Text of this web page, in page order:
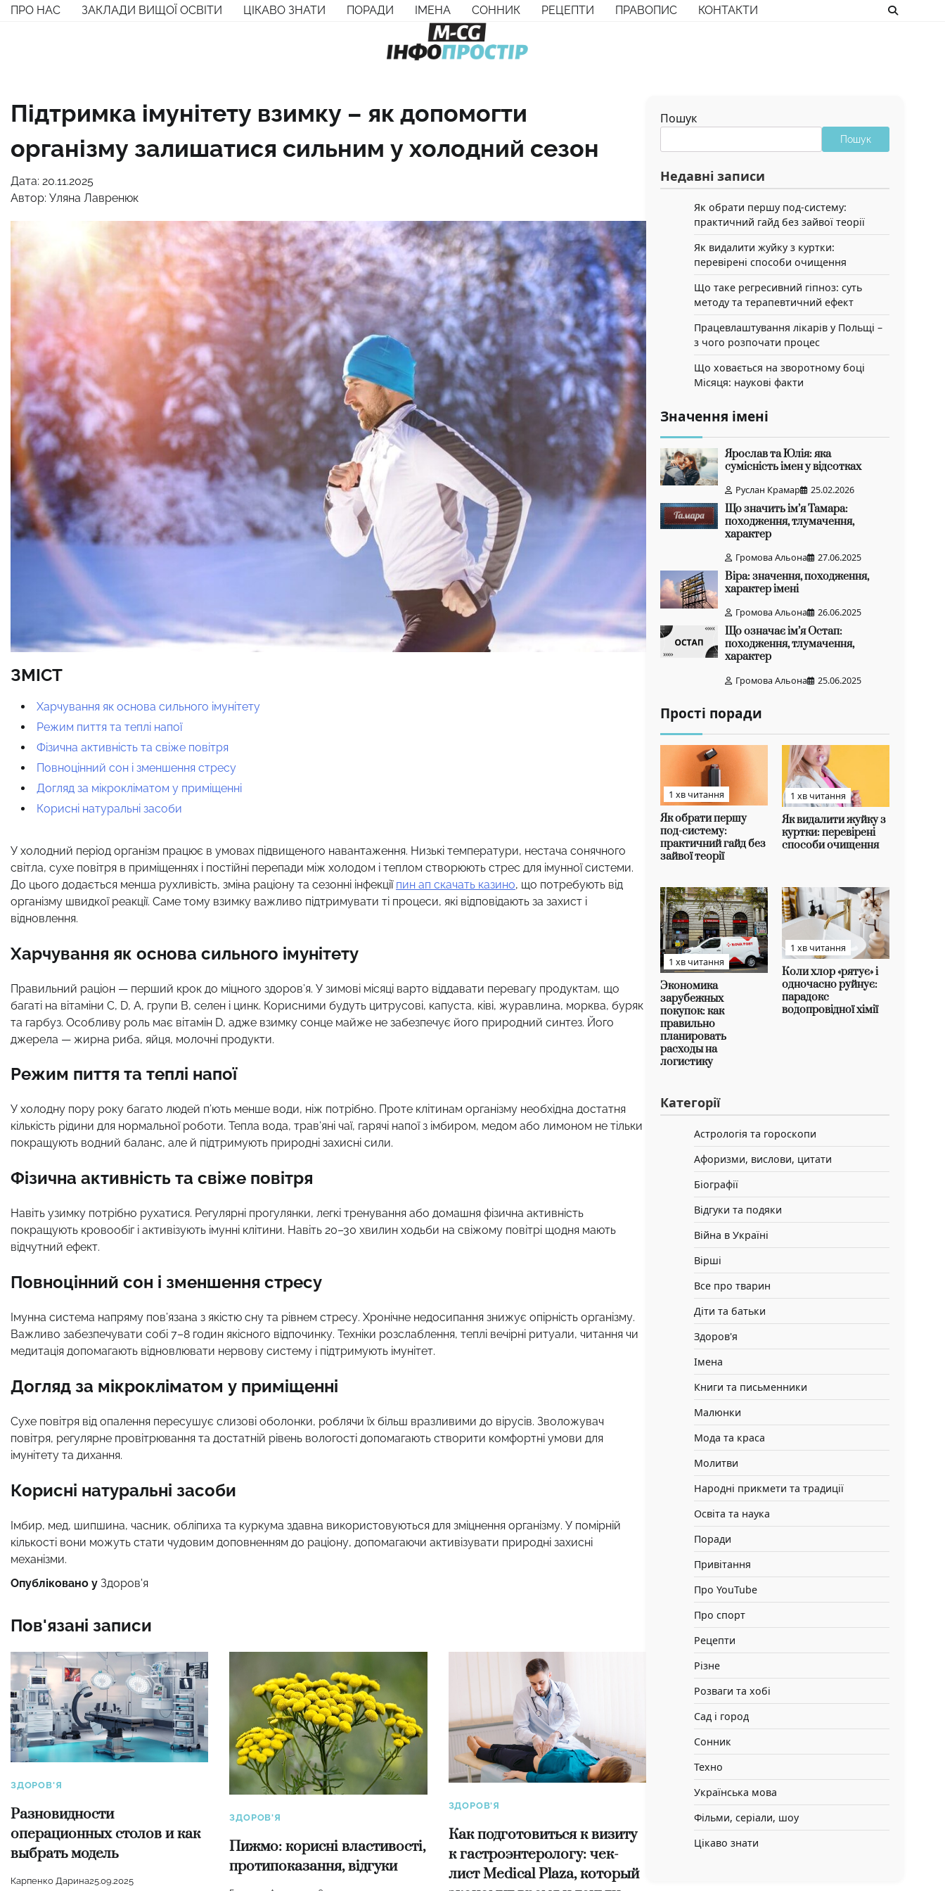
Перейти
ПРО НАС ЗАКЛАДИ ВИЩОЇ ОСВІТИ ЦІКАВО ЗНАТИ ПОРАДИ ІМЕНА СОННИК РЕЦЕПТИ ПРАВОПИС КОНТАКТИ
Підтримка імунітету взимку – як допомогти
організму залишатися сильним у холодний сезон
Дата: 20.11.2025
Автор: Уляна Лавренюк
ЗМІСТ
Харчування як основа сильного імунітету
Режим пиття та теплі напої
Фізична активність та свіже повітря
Повноцінний сон і зменшення стресу
Догляд за мікрокліматом у приміщенні
Корисні натуральні засоби
У холодний період організм працює в умовах підвищеного навантаження. Низькі температури, нестача сонячного
світла, сухе повітря в приміщеннях і постійні перепади між холодом і теплом створюють стрес для імунної системи.
До цього додається менша рухливість, зміна раціону та сезонні інфекції пин ап скачать казино, що потребують від
організму швидкої реакції. Саме тому взимку важливо підтримувати ті процеси, які відповідають за захист і
відновлення.
Харчування як основа сильного імунітету
Правильний раціон — перший крок до міцного здоров’я. У зимові місяці варто віддавати перевагу продуктам, що
багаті на вітаміни C, D, A, групи B, селен і цинк. Корисними будуть цитрусові, капуста, ківі, журавлина, морква, буряк
та гарбуз. Особливу роль має вітамін D, адже взимку сонце майже не забезпечує його природний синтез. Його
джерела — жирна риба, яйця, молочні продукти.
Режим пиття та теплі напої
У холодну пору року багато людей п’ють менше води, ніж потрібно. Проте клітинам організму необхідна достатня
кількість рідини для нормальної роботи. Тепла вода, трав’яні чаї, гарячі напої з імбиром, медом або лимоном не тільки
покращують водний баланс, але й підтримують природні захисні сили.
Фізична активність та свіже повітря
Навіть узимку потрібно рухатися. Регулярні прогулянки, легкі тренування або домашня фізична активність
покращують кровообіг і активізують імунні клітини. Навіть 20–30 хвилин ходьби на свіжому повітрі щодня мають
відчутний ефект.
Повноцінний сон і зменшення стресу
Імунна система напряму пов’язана з якістю сну та рівнем стресу. Хронічне недосипання знижує опірність організму.
Важливо забезпечувати собі 7–8 годин якісного відпочинку. Техніки розслаблення, теплі вечірні ритуали, читання чи
медитація допомагають відновлювати нервову систему і підтримують імунітет.
Догляд за мікрокліматом у приміщенні
Сухе повітря від опалення пересушує слизові оболонки, роблячи їх більш вразливими до вірусів. Зволожувач
повітря, регулярне провітрювання та достатній рівень вологості допомагають створити комфортні умови для
імунітету та дихання.
Корисні натуральні засоби
Імбир, мед, шипшина, часник, обліпиха та куркума здавна використовуються для зміцнення організму. У помірній
кількості вони можуть стати чудовим доповненням до раціону, допомагаючи активізувати природні захисні
механізми.
Опубліковано у Здоров'я
Пов'язані записи
ЗДОРОВ'Я
Разновидности
операционных столов и как
выбрать модель
Карпенко Дарина25.09.2025
ЗДОРОВ'Я
Пижмо: корисні властивості,
протипоказання, відгуки
ЗДОРОВ'Я
Как подготовиться к визиту
к гастроэнтерологу: чек-
лист Medical Plaza, который
Пошук
Пошук
Недавні записи
Як обрати першу под-систему:
практичний гайд без зайвої теорії
Як видалити жуйку з куртки:
перевірені способи очищення
Що таке регресивний гіпноз: суть
методу та терапевтичний ефект
Працевлаштування лікарів у Польщі –
з чого розпочати процес
Що ховається на зворотному боці
Місяця: наукові факти
Значення імені
Ярослав та Юлія: яка
сумісність імен у відсотках
Руслан Крамар 25.02.2026
Що значить ім’я Тамара:
походження, тлумачення,
характер
Громова Альона 27.06.2025
Віра: значення, походження,
характер імені
Громова Альона 26.06.2025
Що означає ім’я Остап:
походження, тлумачення,
характер
Громова Альона 25.06.2025
Прості поради
1 хв читання
Як обрати першу
под-систему:
практичний гайд без
зайвої теорії
1 хв читання
Як видалити жуйку з
куртки: перевірені
способи очищення
1 хв читання
Экономика
зарубежных
покупок: как
правильно
планировать
расходы на
логистику
1 хв читання
Коли хлор «рятує» і
одночасно руйнує:
парадокс
водопровідної хімії
Категорії
Астрологія та гороскопи
Афоризми, вислови, цитати
Біографії
Відгуки та подяки
Війна в Україні
Вірші
Все про тварин
Діти та батьки
Здоров'я
Імена
Книги та письменники
Малюнки
Мода та краса
Молитви
Народні прикмети та традиції
Освіта та наука
Поради
Привітання
Про YouTube
Про спорт
Рецепти
Різне
Розваги та хобі
Сад і город
Сонник
Техно
Українська мова
Фільми, серіали, шоу
Цікаво знати